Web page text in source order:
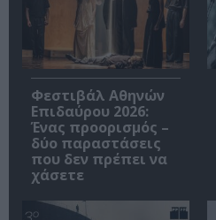
Φεστιβάλ Αθηνών
Επιδαύρου 2026:
Ένας προορισμός –
δύο παραστάσεις
που δεν πρέπει να
χάσετε